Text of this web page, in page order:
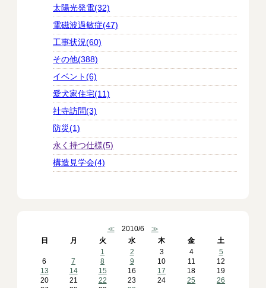
太陽光発電(32)
電磁波過敏症(47)
工事状況(60)
その他(388)
イベント(6)
愛犬家住宅(11)
社寺訪問(3)
防災(1)
永く持つ仕様(5)
構造見学会(4)
≪2010/6 ≫
日
月 火 水 木 金
土
1
2 3 4
5
6
7 8 9 10 11
12
13
14 15 16 17 18
19
20
21 22 23 24 25
26